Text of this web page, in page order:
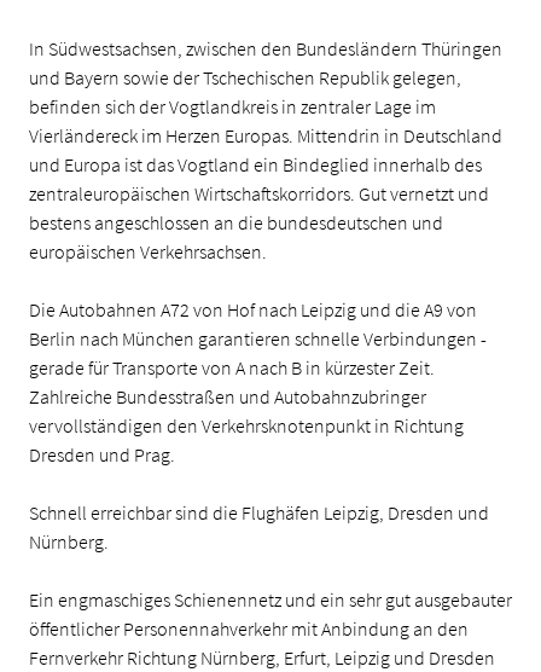
In Südwestsachsen, zwischen den Bundesländern Thüringen
und Bayern sowie der Tschechischen Republik gelegen,
befinden sich der Vogtlandkreis in zentraler Lage im
Vierländereck im Herzen Europas. Mittendrin in Deutschland
und Europa ist das Vogtland ein Bindeglied innerhalb des
zentraleuropäischen Wirtschaftskorridors. Gut vernetzt und
bestens angeschlossen an die bundesdeutschen und
europäischen Verkehrsachsen.
Die Autobahnen A72 von Hof nach Leipzig und die A9 von
Berlin nach München garantieren schnelle Verbindungen -
gerade für Transporte von A nach B in kürzester Zeit.
Zahlreiche Bundesstraßen und Autobahnzubringer
vervollständigen den Verkehrsknotenpunkt in Richtung
Dresden und Prag.
Schnell erreichbar sind die Flughäfen Leipzig, Dresden und
Nürnberg.
Ein engmaschiges Schienennetz und ein sehr gut ausgebauter
öffentlicher Personennahverkehr mit Anbindung an den
Fernverkehr Richtung Nürnberg, Erfurt, Leipzig und Dresden